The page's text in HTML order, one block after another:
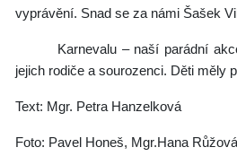
vyprávění. Snad se za námi Šašek
Karnevalu – naší parádní
jejich rodiče a sourozenci. Děti měly
Text: Mgr. Petra Hanzelková
Foto: Pavel Honeš, Mgr.Hana Růžová